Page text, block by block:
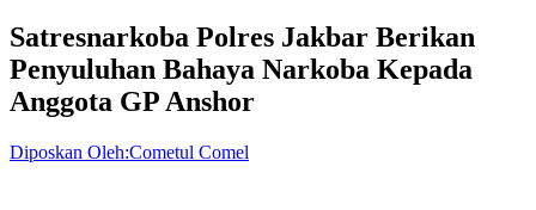
Satresnarkoba Polres Jakbar Berikan
Penyuluhan Bahaya Narkoba Kepada
Anggota GP Anshor
Diposkan Oleh:Cometul Comel